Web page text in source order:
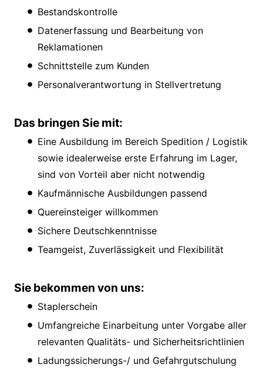
Bestandskontrolle
Datenerfassung und Bearbeitung von
Reklamationen
Schnittstelle zum Kunden
Personalverantwortung in Stellvertretung
Das bringen Sie mit:
Eine Ausbildung im Bereich Spedition / Logistik
sowie idealerweise erste Erfahrung im Lager,
sind von Vorteil aber nicht notwendig
Kaufmännische Ausbildungen passend
Quereinsteiger willkommen
Sichere Deutschkenntnisse
Teamgeist, Zuverlässigkeit und Flexibilität
Sie bekommen von uns:
Staplerschein
Umfangreiche Einarbeitung unter Vorgabe aller
relevanten Qualitäts- und Sicherheitsrichtlinien
Ladungssicherungs-/ und Gefahrgutschulung